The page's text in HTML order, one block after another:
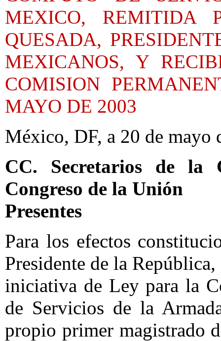
MEXICO, REMITIDA
QUESADA,
MEXICANOS, Y
COMISION
MAYO DE 2003
México, DF, a 20 de mayo
CC. Secretarios de la
Congreso de la Unión
Presentes
Para los efectos
Presidente de la
iniciativa de Ley para la
de Servicios de la
propio primer magistrado